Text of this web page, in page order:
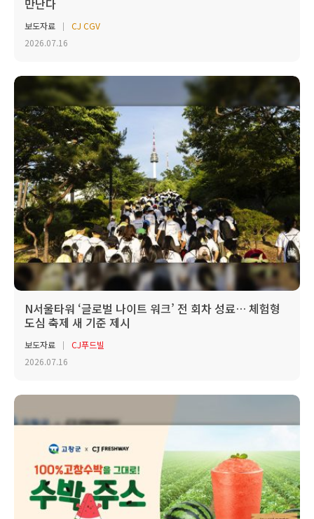
보도자료
CJ CGV
2026.07.16
N서울타워 ‘글로벌 나이트 워크’ 전 회차 성료… 체험형
도심 축제 새 기준 제시
보도자료
CJ푸드빌
2026.07.16